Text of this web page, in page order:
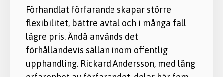
Förhandlat förfarande skapar större
flexibilitet, bättre avtal och i många fall
lägre pris. Ändå används det
förhållandevis sällan inom offentlig
upphandling. Rickard Andersson, med lång